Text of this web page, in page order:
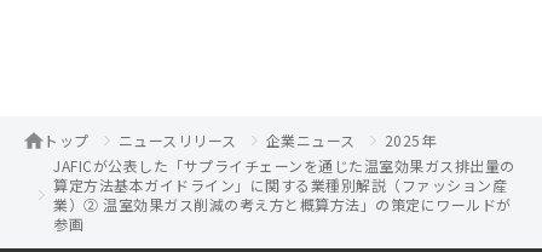
トップ ニュースリリース 企業ニュース
2025年
JAFICが公表した「サプライチェーンを通じた温室効果ガス排出量の
算定方法基本ガイドライン」に関する業種別解説（ファッション産
業）② 温室効果ガス削減の考え方と概算方法」の策定にワールドが
参画